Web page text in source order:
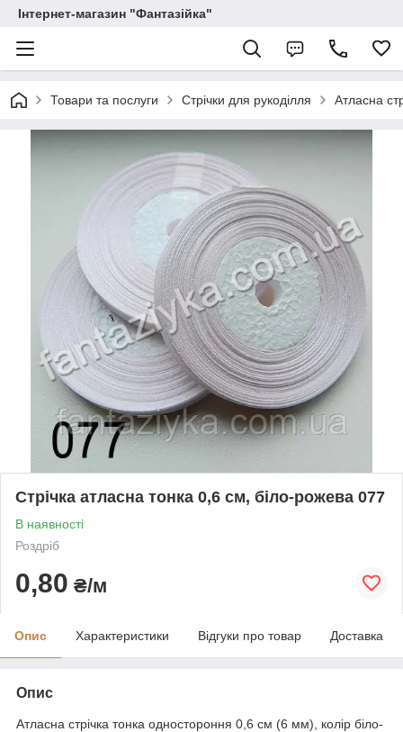
Інтернет-магазин "Фантазійка"
Товари та послуги Стрічки для рукоділля Атласна
Стрічка атласна тонка 0,6 см, біло-рожева 077
В наявності
Роздріб
0,80 ₴/м
Опис Характеристики Відгуки про товар Доставка
Опис
Атласна стрічка тонка одностороння 0,6 см (6 мм), колір біло-